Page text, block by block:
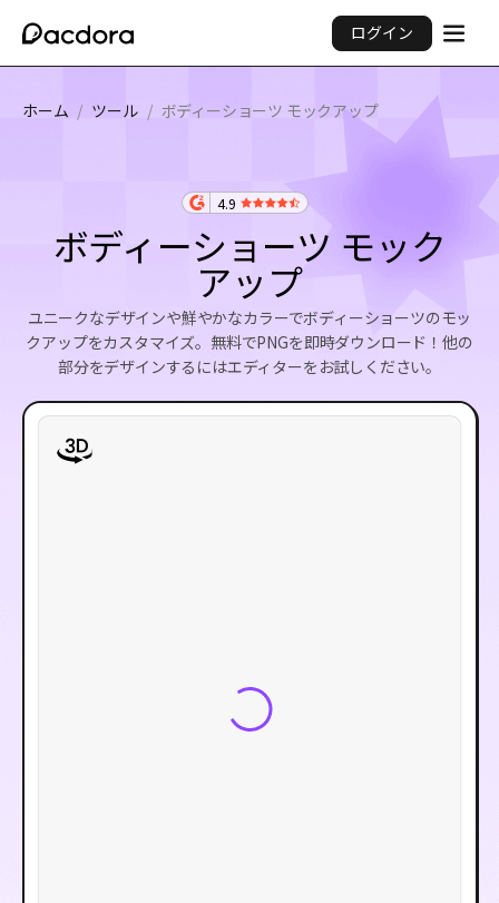
ログイン
ホーム / ツール / ボディーショーツ モックアップ
4.9
ボディーショーツ モック
アップ
ユニークなデザインや鮮やかなカラーでボディーショーツのモッ
クアップをカスタマイズ。無料でPNGを即時ダウンロード！他の
部分をデザインするにはエディターをお試しください。